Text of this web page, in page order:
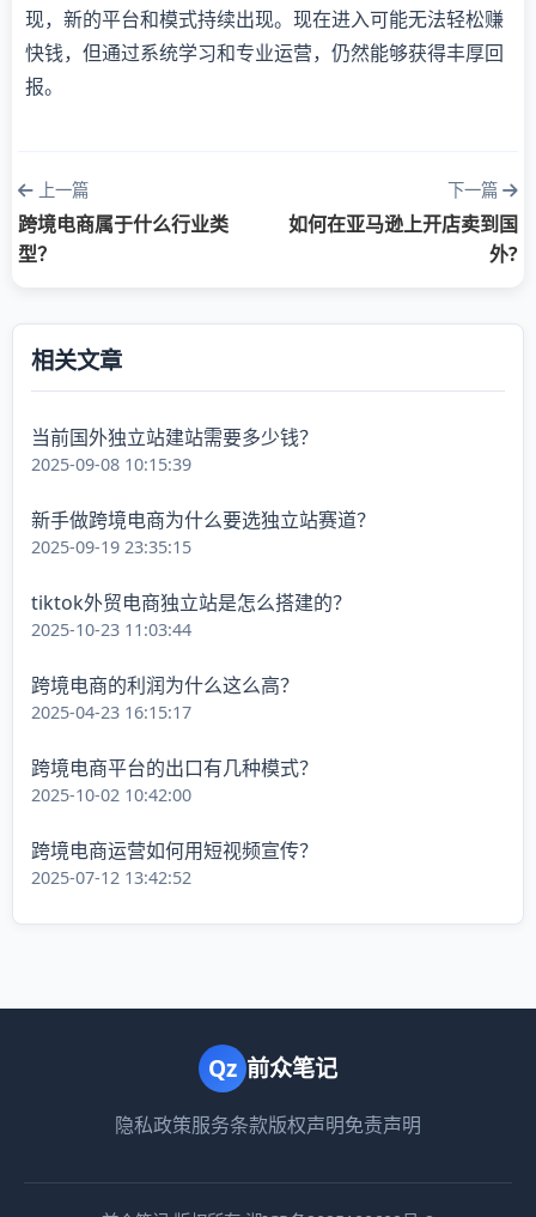
现，新的平台和模式持续出现。现在进入可能无法轻松赚
快钱，但通过系统学习和专业运营，仍然能够获得丰厚回
报。
上一篇
跨境电商属于什么行业类
型？
下一篇
如何在亚马逊上开店卖到国
外?
相关文章
当前国外独立站建站需要多少钱？
2025-09-08 10:15:39
新手做跨境电商为什么要选独立站赛道？
2025-09-19 23:35:15
tiktok外贸电商独立站是怎么搭建的？
2025-10-23 11:03:44
跨境电商的利润为什么这么高？
2025-04-23 16:15:17
跨境电商平台的出口有几种模式？
2025-10-02 10:42:00
跨境电商运营如何用短视频宣传？
2025-07-12 13:42:52
Qz 前众笔记
隐私政策服务条款版权声明免责声明